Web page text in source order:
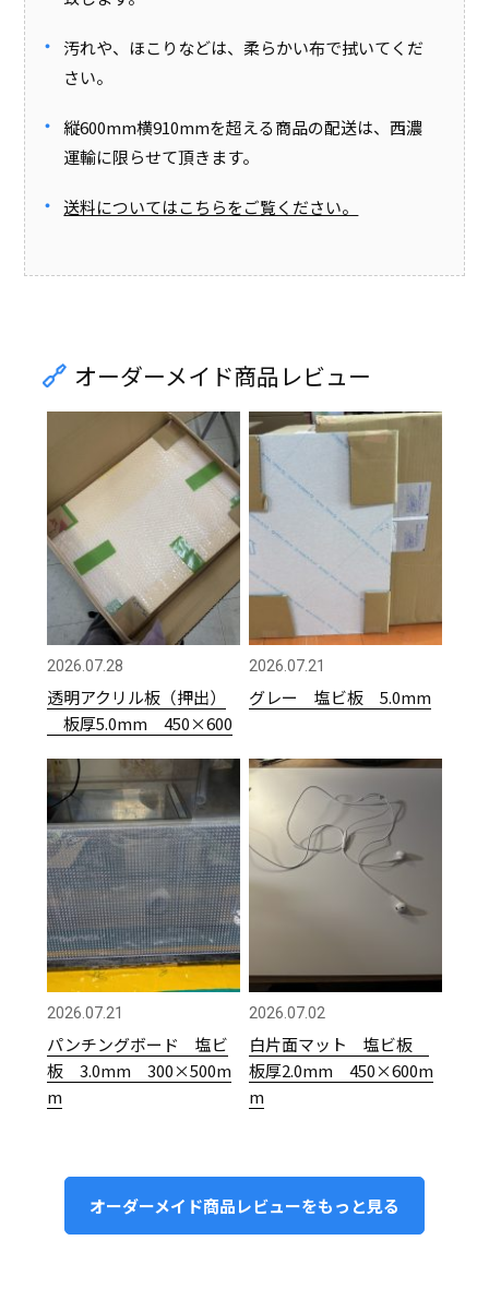
汚れや、ほこりなどは、柔らかい布で拭いてくだ
さい。
縦600mm横910mmを超える商品の配送は、西濃
運輸に限らせて頂きます。
送料についてはこちらをご覧ください。
オーダーメイド商品レビュー
2026.07.28
透明アクリル板（押出）
板厚5.0mm 450×600
2026.07.21
グレー 塩ビ板 5.0mm
2026.07.21
パンチングボード 塩ビ
板 3.0mm 300×500m
m
2026.07.02
白片面マット 塩ビ板
板厚2.0mm 450×600m
m
オーダーメイド商品レビューをもっと見る